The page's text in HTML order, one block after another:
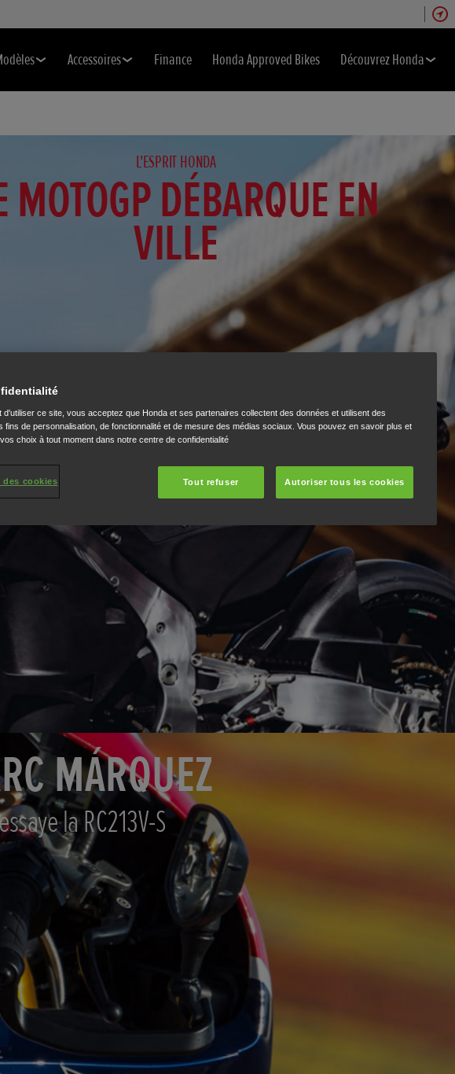
Accessoires Finance Honda Approved Bikes Découvrez Honda
L'ESPRIT HONDA
MOTOGP DÉBARQUE EN
VILLE
MÁRQUEZ
la RC213V-S
d'utiliser ce site, vous acceptez que Honda et ses partenaires collectent des données et utilisent des
fins de personnalisation, de fonctionnalité et de mesure des médias sociaux. Vous pouvez en savoir plus et
choix à tout moment dans notre centre de confidentialité
Tout refuser Autoriser tous les cookies
des cookies